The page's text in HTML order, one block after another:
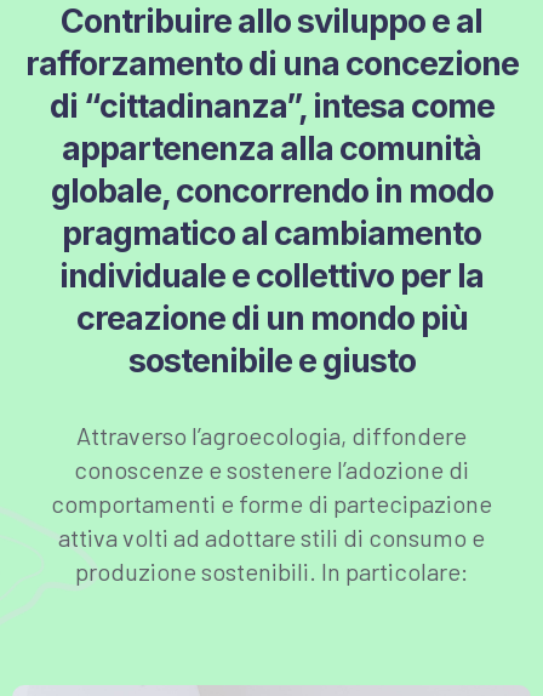
Contribuire allo sviluppo e al
rafforzamento di una concezione
di “cittadinanza”, intesa come
appartenenza alla comunità
globale, concorrendo in modo
pragmatico al cambiamento
individuale e collettivo per la
creazione di un mondo più
sostenibile e giusto
Attraverso l’agroecologia, diffondere
conoscenze e sostenere l’adozione di
comportamenti e forme di partecipazione
attiva volti ad adottare stili di consumo e
produzione sostenibili. In particolare: